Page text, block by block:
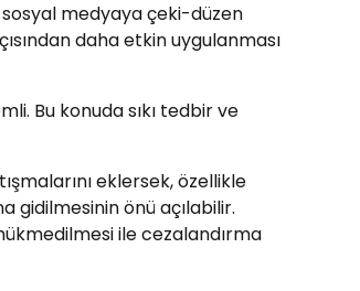
sosyal medyaya çeki-düzen
daha etkin uygulanması
Bu konuda sıkı tedbir ve
eklersek, özellikle
gidilmesinin önü açılabilir.
ile cezalandırma